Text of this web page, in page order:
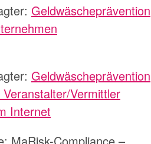
Geldwäscheprävention
Geldwäscheprävention
Vermittler
Internet